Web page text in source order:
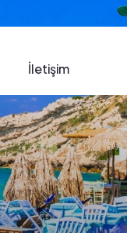
İletişim